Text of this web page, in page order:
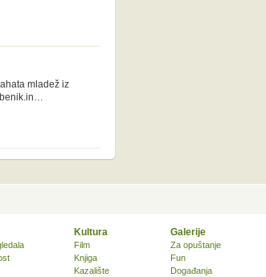
mladež iz
Kultura
Film
Knjiga
Kazalište
Galerije
Za opuštanje
Fun
Događanja